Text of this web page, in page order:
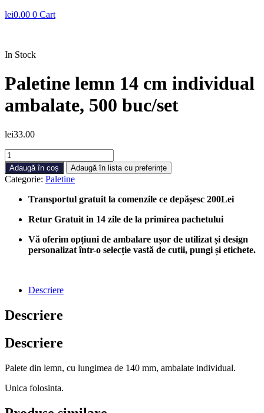
lei0.00 0 Cart
In Stock
Paletine lemn 14 cm individual
ambalate, 500 buc/set
lei33.00
Cantitate
Paletine
lemn
14
ambalate,
buc/set
Adaugă în coș Adaugă în lista cu preferințe
Categorie: Paletine
Transportul gratuit la comenzile ce depășesc 200Lei
Retur Gratuit in 14 zile de la primirea pachetului
Vă oferim opțiuni de ambalare ușor de utilizat și design
personalizat într-o selecție vastă de cutii, pungi și etichete.
Descriere
Descriere
Descriere
Palete din lemn, cu lungimea de 140 mm, ambalate individual.
Unica folosinta.